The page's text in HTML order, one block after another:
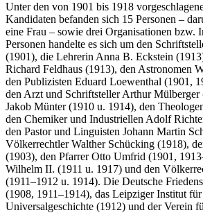
Unter den von 1901 bis 1918
Kandidaten befanden sich 15 Personen –
eine Frau – sowie drei Organisationen bzw.
Personen handelte es sich um den
(1901), die Lehrerin Anna B. Eckstein
Richard Feldhaus (1913), den Astronomen
den Publizisten Eduard Loewenthal (1901,
den Arzt und Schriftsteller Arthur Mülberger
Jakob Münter (1910 u. 1914), den
den Chemiker und Industriellen Adolf
den Pastor und Linguisten Johann Martin
Völkerrechtler Walther Schücking (1918),
(1903), den Pfarrer Otto Umfrid (1901,
Wilhelm II. (1911 u. 1917) und den
(1911–1912 u. 1914). Die Deutsche
(1908, 1911–1914), das Leipziger Institut
Universalgeschichte (1912) und der Verein